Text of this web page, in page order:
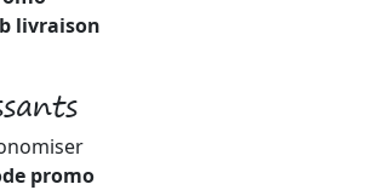
livraison
promo